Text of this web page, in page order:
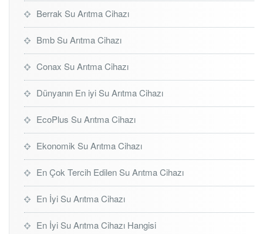
Berrak Su Arıtma Cihazı
Bmb Su Arıtma Cihazı
Conax Su Arıtma Cihazı
Dünyanın En iyi Su Arıtma Cihazı
EcoPlus Su Arıtma Cihazı
Ekonomik Su Arıtma Cihazı
En Çok Tercih Edilen Su Arıtma Cihazı
En İyi Su Arıtma Cihazı
En İyi Su Arıtma Cihazı Hangisi